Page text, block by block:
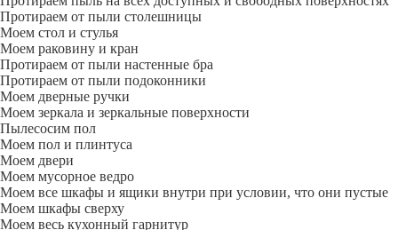
Протираем от пыли столешницы
Моем стол и стулья
Моем раковину и кран
Протираем от пыли настенные бра
Протираем от пыли подоконники
Моем дверные ручки
Моем зеркала и зеркальные поверхности
Пылесосим пол
Моем пол и плинтуса
Моем двери
Моем мусорное ведро
Моем все шкафы и ящики внутри при условии, что они пустые
Моем шкафы сверху
Моем весь кухонный гарнитур